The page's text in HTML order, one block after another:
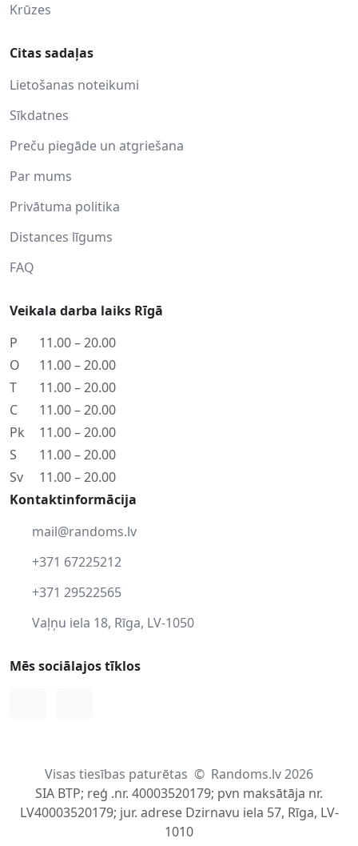
Krūzes
Citas sadaļas
Lietošanas noteikumi
Sīkdatnes
Preču piegāde un atgriešana
Par mums
Privātuma politika
Distances līgums
FAQ
Veikala darba laiks Rīgā
P
11.00 – 20.00
O
11.00 – 20.00
T
11.00 – 20.00
C
11.00 – 20.00
Pk
11.00 – 20.00
S
11.00 – 20.00
Sv
11.00 – 20.00
Kontaktinformācija
mail@randoms.lv
+371 67225212
+371 29522565
Vaļņu iela 18, Rīga, LV-1050
Mēs sociālajos tīklos
Visas tiesības paturētas © Randoms.lv 2026
SIA BTP; reģ .nr. 40003520179; pvn maksātāja nr.
LV40003520179; jur. adrese Dzirnavu iela 57, Rīga, LV-
1010